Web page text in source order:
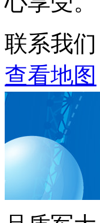
联系我们
查看地图